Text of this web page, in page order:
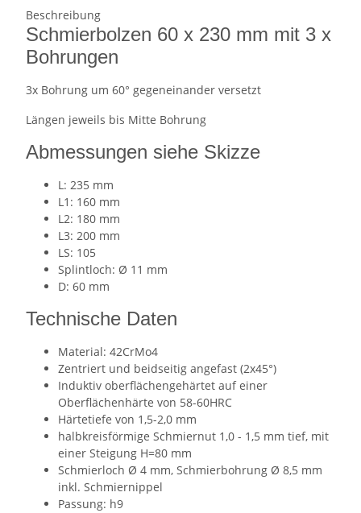
Beschreibung
Schmierbolzen 60 x 230 mm mit 3 x
Bohrungen
3x Bohrung um 60° gegeneinander versetzt
Längen jeweils bis Mitte Bohrung
Abmessungen siehe Skizze
L: 235 mm
L1: 160 mm
L2: 180 mm
L3: 200 mm
LS: 105
Splintloch: Ø 11 mm
D: 60 mm
Technische Daten
Material: 42CrMo4
Zentriert und beidseitig angefast (2x45°)
Induktiv oberflächengehärtet auf einer
Oberflächenhärte von 58-60HRC
Härtetiefe von 1,5-2,0 mm
halbkreisförmige Schmiernut 1,0 - 1,5 mm tief, mit
einer Steigung H=80 mm
Schmierloch Ø 4 mm, Schmierbohrung Ø 8,5 mm
inkl. Schmiernippel
Passung: h9